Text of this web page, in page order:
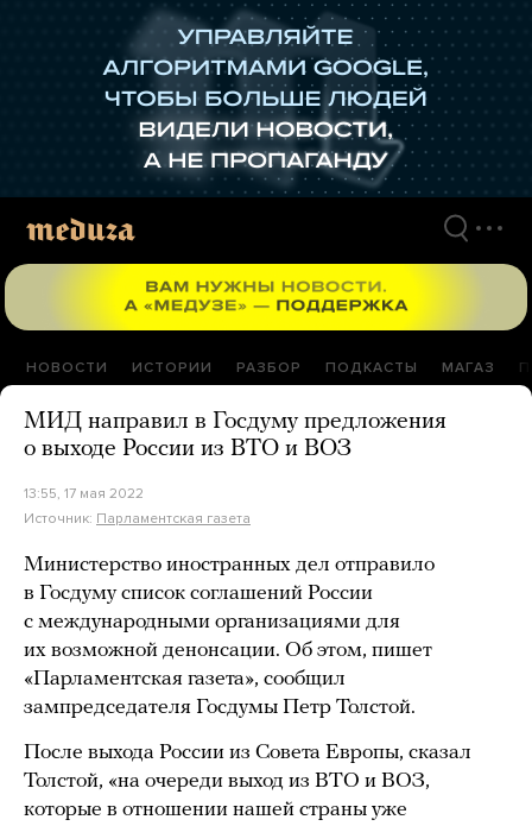
НОВОСТИ ИСТОРИИ РАЗБОР ПОДКАСТЫ МАГАЗ
МИД направил в Госдуму предложения
о выходе России из ВТО и ВОЗ
13:55, 17 мая 2022
Источник: Парламентская газета
Министерство иностранных дел отправило
в Госдуму список соглашений России
с международными организациями для
их возможной денонсации. Об этом, пишет
«Парламентская газета», сообщил
зампредседателя Госдумы Петр Толстой.
После выхода России из Совета Европы, сказал
Толстой, «на очереди выход из ВТО и ВОЗ,
которые в отношении нашей страны уже